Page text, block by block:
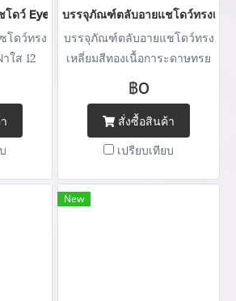
ดว์ Eyeshadow package บรรจุภัณฑ์เครื่อง
ดว์ทรง
ใส 12
บรรจุภัณฑ์ตลับอายแชโดว์ทรงเหลี่
บรรจุภัณฑ์ตลับอายแชโดว์ทรง
เหลี่ยมสีทองเนื้อการะดาษทรย
6 ช่อง
฿0
สั่งซื้อสินค้า
เปรียบเทียบ
New